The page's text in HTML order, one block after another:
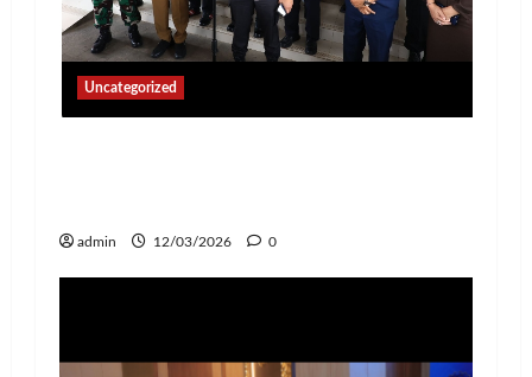
Uncategorized
admin 12/03/2026 0